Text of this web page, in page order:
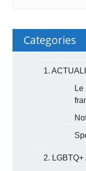
Categories
1.
2.